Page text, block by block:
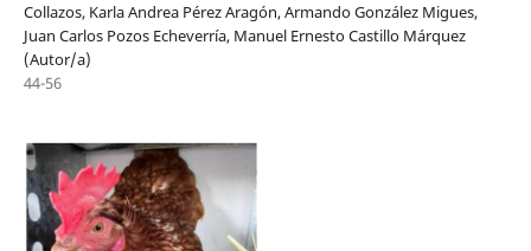
Collazos, Karla Andrea Pérez Aragón, Armando González Migues,
Juan Carlos Pozos Echeverría, Manuel Ernesto Castillo Márquez
(Autor/a)
44-56